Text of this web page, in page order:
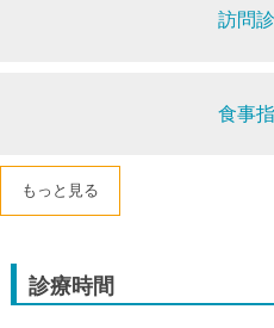
訪問
食事
もっと見る
診療時間